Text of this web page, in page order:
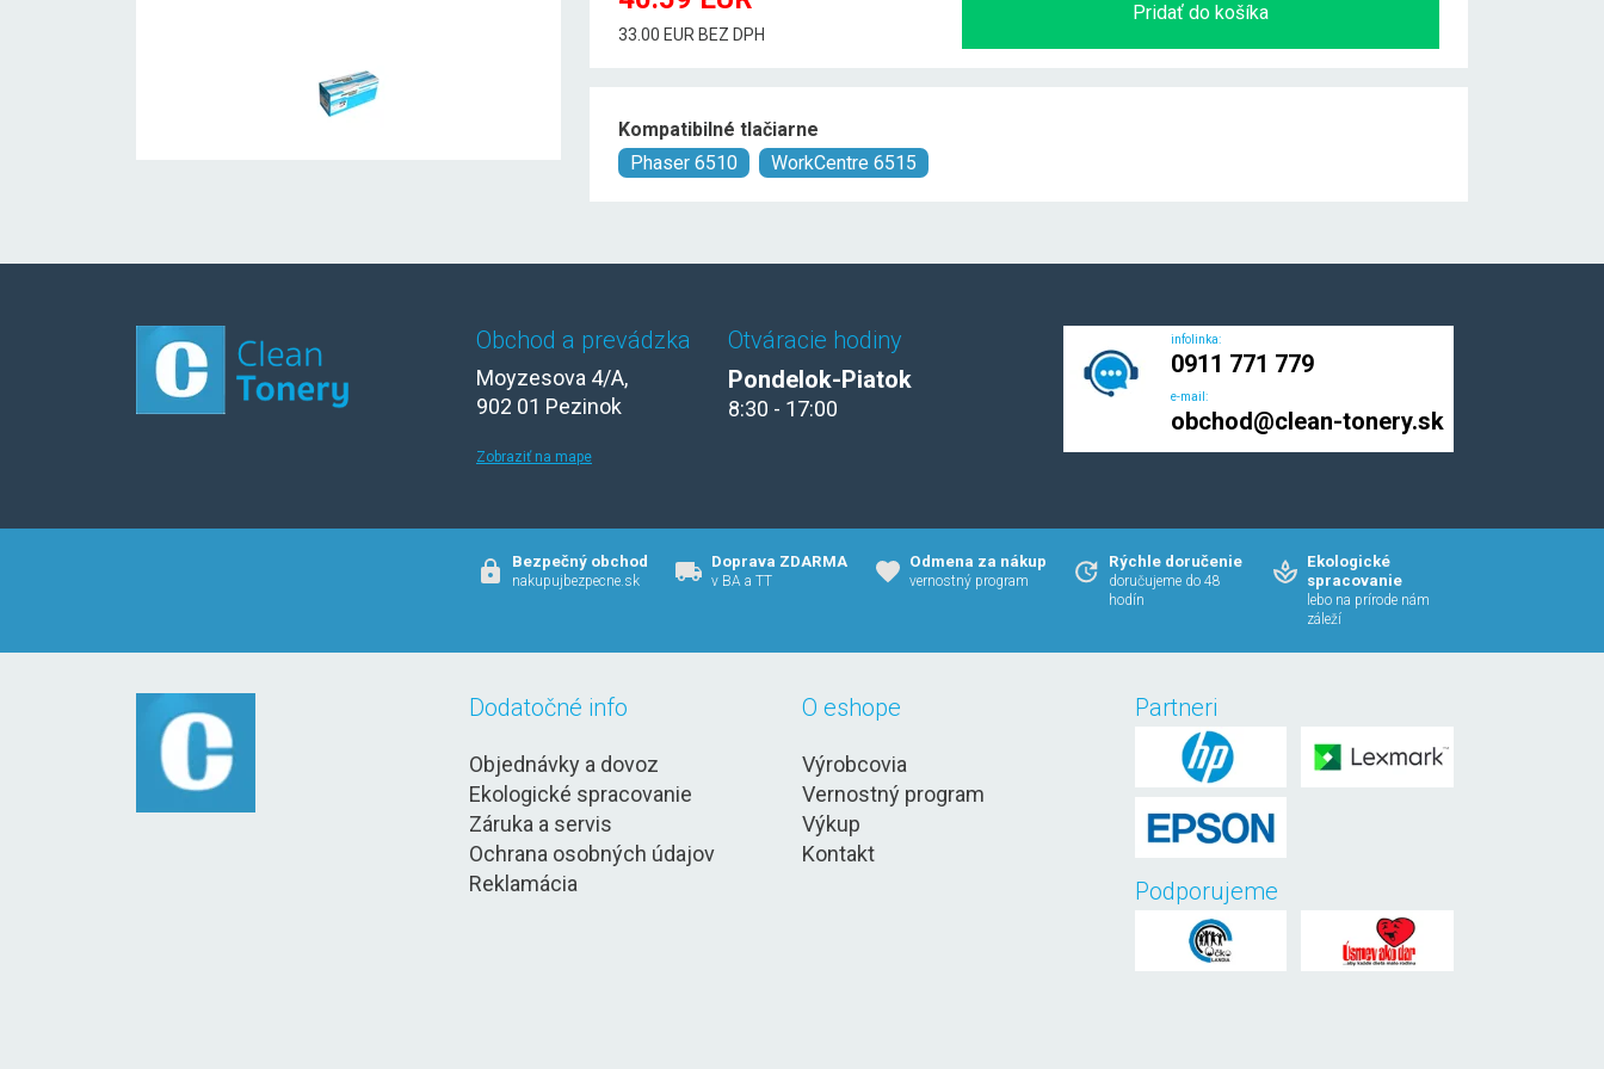
33.00 EUR BEZ DPH
Pridať do košíka
Kompatibilné tlačiarne
Phaser 6510
WorkCentre 6515
Obchod a prevádzka
Moyzesova 4/A,
902 01 Pezinok
Zobraziť na mape
Otváracie hodiny
Pondelok-Piatok
8:30 - 17:00
infolinka:
0911 771 779
e-mail:
obchod@clean-tonery.sk
Bezpečný obchod
nakupujbezpecne.sk
Doprava ZDARMA
v BA a TT
Odmena za nákup
vernostný program
Rýchle doručenie
doručujeme do 48
hodín
Ekologické
spracovanie
lebo na prírode nám
záleží
Dodatočné info
Objednávky a dovoz
Ekologické spracovanie
Záruka a servis
Ochrana osobných údajov
Reklamácia
O eshope
Výrobcovia
Vernostný program
Výkup
Kontakt
Partneri
Podporujeme